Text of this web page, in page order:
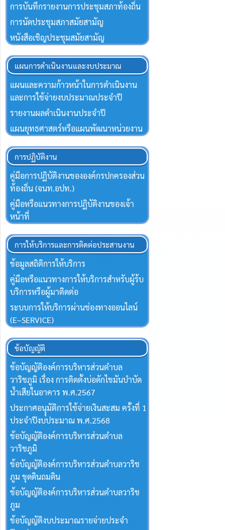
การบันทึกรายงานการประชุมสภาท้องถิ่น
การนัดประชุมสภาสมัยสามัญ
หนังสือเชิญประชุมสมัยสามัญ
แผนการดำเนินงานและงบประมาณ
แผนและความก้าวหน้าในการดำเนินงาน
และการใช้จ่ายงบประมาณประจำปี
รายงานผลดำเนินงานประจำปี
แผนยุทธศาสตร์หรือแผนพัฒนาหน่วยงาน
การปฏิบัติงาน
คู่มือการปฏิบัติงานขององค์กรปกครองส่วน
ท้องถิ่น (จนท.อปท.)
คู่มือหรือแนวทางการปฏิบัติงานของเจ้า
หน้าที่
การให้บริการและการติดต่อประสานงาน
ข้อมูลสถิติการให้บริการ
คู่มือหรือแนวทางการให้บริการสำหรับผู้ร้บ
บริการหรือผู้มาติดต่อ
ระบบการให้บริการผ่านช่องทางออนไลน์
(E–SERVICE)
ข้อบัญญัติ
ข้อบัญญัติองค์การบริหารส่วนตำบล
วาริชภูมิ เรื่อง การติดตั้งบ่อดักไขมันบำบัด
น้ำเสียในอาคาร พ.ศ.2567
ประกาศอนุุมัติการใช้จ่ายเงินสะสม ครั้งที่ 1
ประจำปีงบประมาณ พ.ศ.2568
ข้อบัญญัติองค์การบริหารส่วนตำบล
วาริชภูมิ
ข้อบัญญัติองค์การบริหารส่วนตำบลวาริช
ภูม ขุดดินถมดิน
ข้อบัญญัติองค์การบริหารส่วนตำบลวาริช
ภูม
ข้อบัญญัติงบประมาณรายจ่ายประจำ